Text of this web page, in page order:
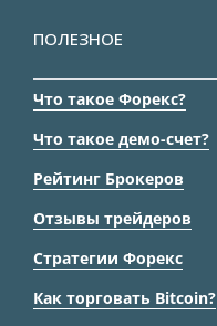
ПОЛЕЗНОЕ
Что такое Форекс?
Что такое демо-счет?
Рейтинг Брокеров
Отзывы трейдеров
Стратегии Форекс
Как торговать Bitcoin?